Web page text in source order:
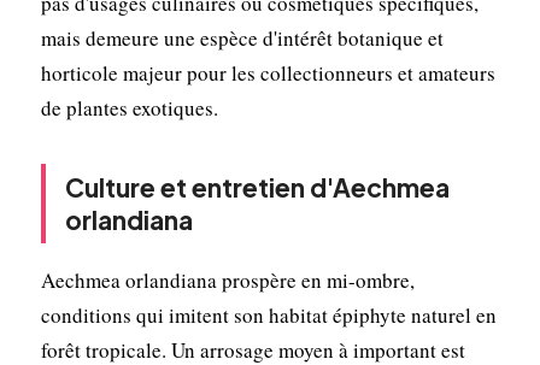
mais demeure une espèce d'intérêt botanique et
horticole majeur pour les collectionneurs et amateurs
de plantes exotiques.
Culture et entretien d'Aechmea
orlandiana
Aechmea orlandiana prospère en mi-ombre,
conditions qui imitent son habitat épiphyte naturel en
forêt tropicale. Un arrosage moyen à important est